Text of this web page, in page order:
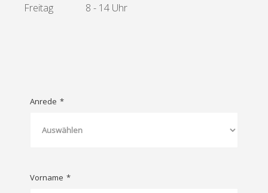
Freitag
8 - 14 Uhr
Anrede *
Vorname *